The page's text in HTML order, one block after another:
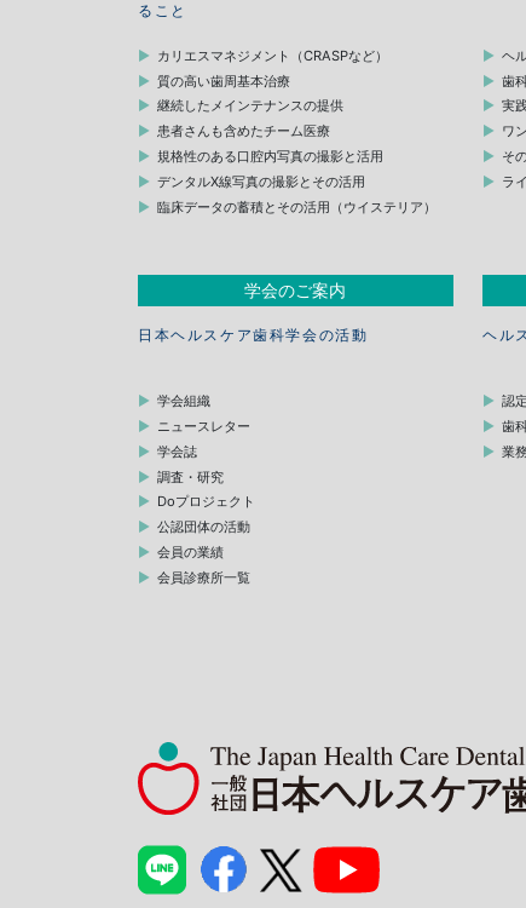
ること
カリエスマネジメント（CRASPなど）
質の高い歯周基本治療
継続したメインテナンスの提供
患者さんも含めたチーム医療
規格性のある口腔内写真の撮影と活用
デンタルX線写真の撮影とその活用
臨床データの蓄積とその活用（ウイステリア）
ヘ
歯
実
ワ
そ
ラ
学会のご案内
日本ヘルスケア歯科学会の活動
学会組織
ニュースレター
学会誌
調査・研究
Doプロジェクト
公認団体の活動
会員の業績
会員診療所一覧
ヘル
認
歯
業